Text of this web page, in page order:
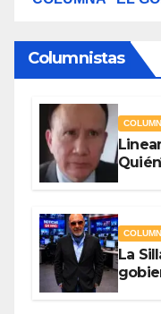
Columnistas
La